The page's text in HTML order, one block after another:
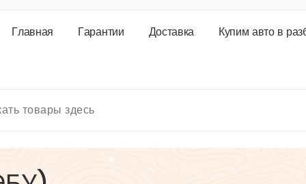
Главная Гарантии Доставка Купим авто в раз